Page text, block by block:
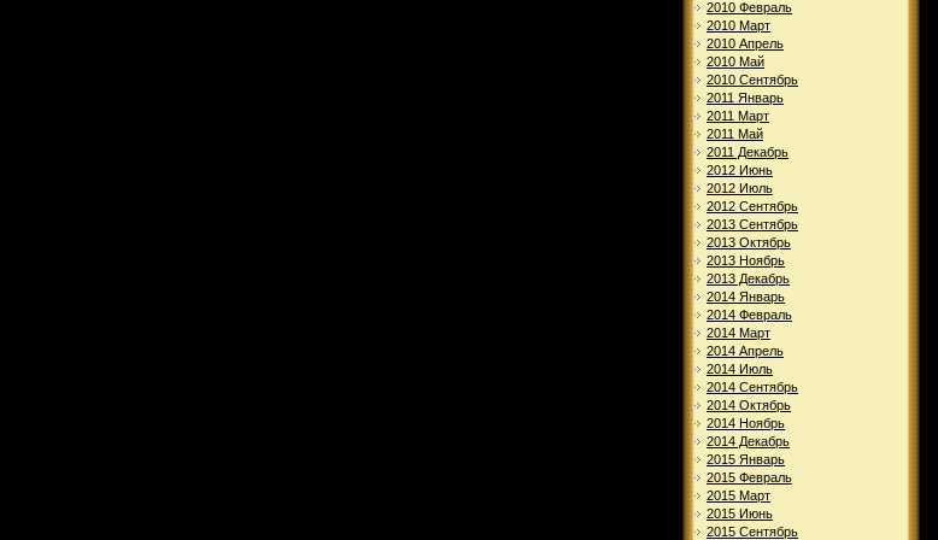
2010 Февраль
2010 Март
2010 Апрель
2010 Май
2010 Сентябрь
2011 Январь
2011 Март
2011 Май
2011 Декабрь
2012 Июнь
2012 Июль
2012 Сентябрь
2013 Сентябрь
2013 Октябрь
2013 Ноябрь
2013 Декабрь
2014 Январь
2014 Февраль
2014 Март
2014 Апрель
2014 Июль
2014 Сентябрь
2014 Октябрь
2014 Ноябрь
2014 Декабрь
2015 Январь
2015 Февраль
2015 Март
2015 Июнь
2015 Сентябрь